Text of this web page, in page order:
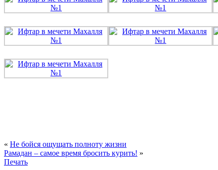
« Не бойся ощущать полноту жизни
Рамадан – самое время бросить курить! »
Печать